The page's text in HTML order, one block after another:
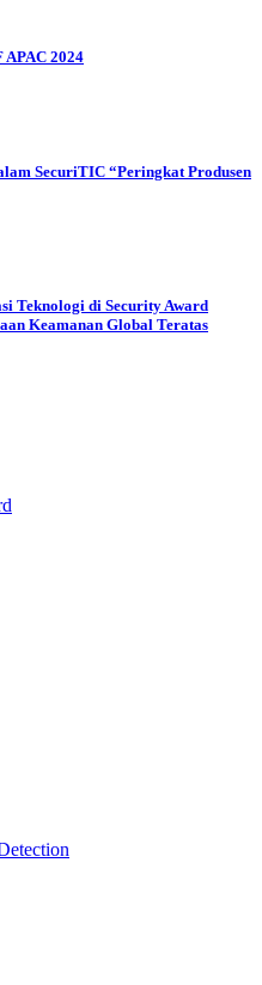
2024
SecuriTIC “Peringkat Produsen
Teknologi di Security Award
Keamanan Global Teratas